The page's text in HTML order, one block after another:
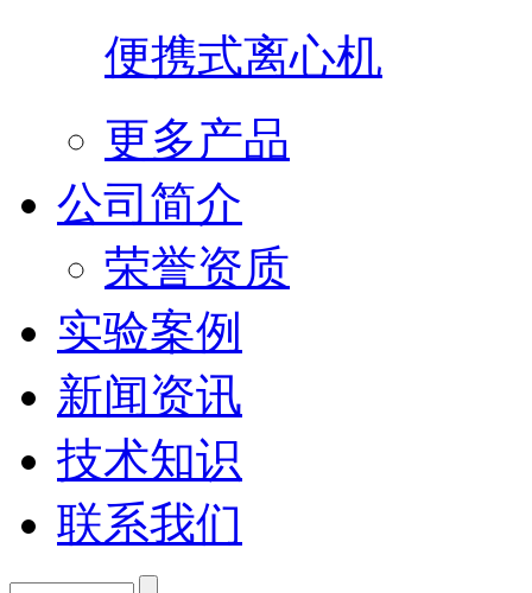
便携式离心机
更多产品
公司简介
荣誉资质
实验案例
新闻资讯
技术知识
联系我们